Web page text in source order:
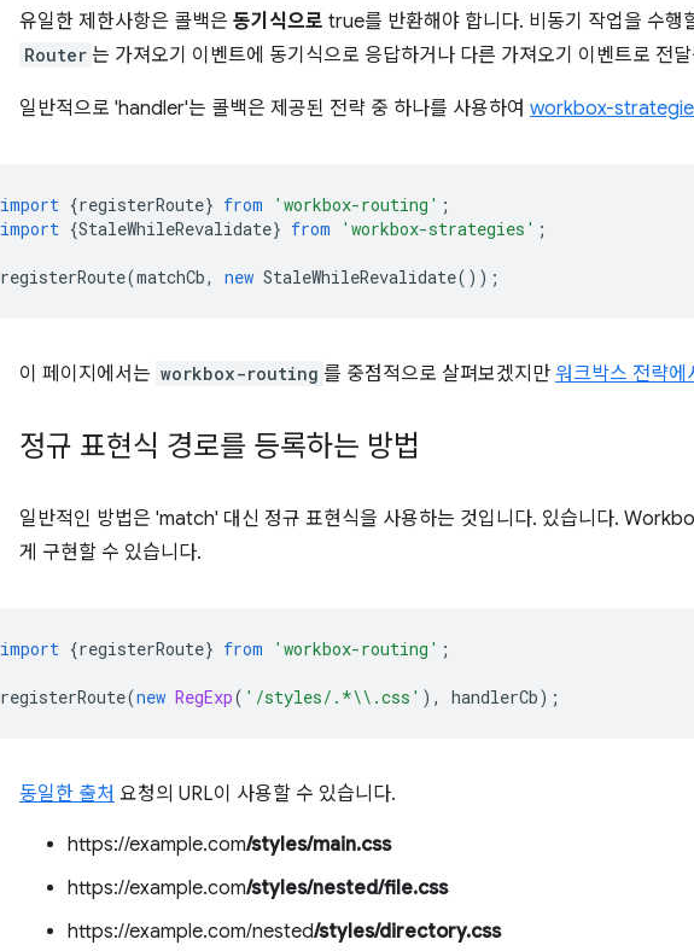
유일한 제한사항은 콜백은 동기식으로 true를 반환해야 합니다. 비동기 작업을 수행
Router 는 가져오기 이벤트에 동기식으로 응답하거나 다른 가져오기 이벤트로 전
일반적으로 'handler'는 콜백은 제공된 전략 중 하나를 사용하여 workbox-
import {registerRoute} from 'workbox-routing' ;
import {StaleWhileRevalidate} from 'workbox-strategies' ;
registerRoute(matchCb, new StaleWhileRevalidate());
이 페이지에서는 workbox-routing 를 중점적으로 살펴보겠지만 워크박스 전략에
정규 표현식 경로를 등록하는 방법
일반적인 방법은 'match' 대신 정규 표현식을 사용하는 것입니다. 있습니다.
게 구현할 수 있습니다.
import {registerRoute} from 'workbox-routing' ;
registerRoute(new RegExp( '/styles/.*\\.css' ), handlerCb);
동일한 출처 요청의 URL이 사용할 수 있습니다.
https://example.com/styles/main.css
https://example.com/styles/nested/file.css
https://example.com/nested/styles/directory.css